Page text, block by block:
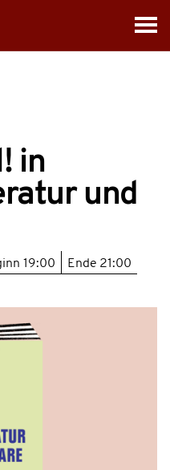
in
und
19:00 Ende 21:00